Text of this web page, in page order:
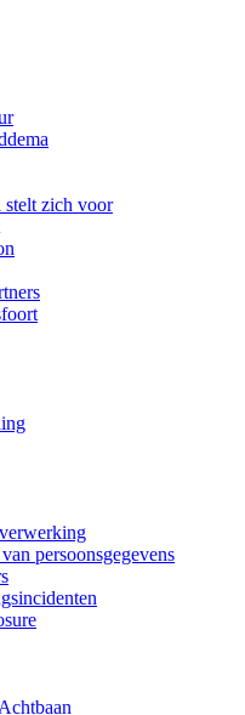
zich voor
persoonsgegevens